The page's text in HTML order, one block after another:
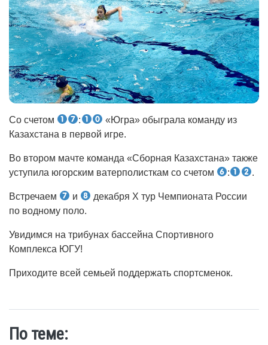
Со счетом :
«Югра» обыграла команду из
Казахстана в первой игре.
Во втором мачте команда «Сборная Казахстана» также
уступила югорским ватерполисткам со счетом
: .
Встречаем и
декабря X тур Чемпионата России
по водному поло.
Увидимся на трибунах бассейна Спортивного
Комплекса ЮГУ!
Приходите всей семьей поддержать спортсменок.
По теме: